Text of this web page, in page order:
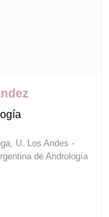
U. Los Andes -
de Andrología